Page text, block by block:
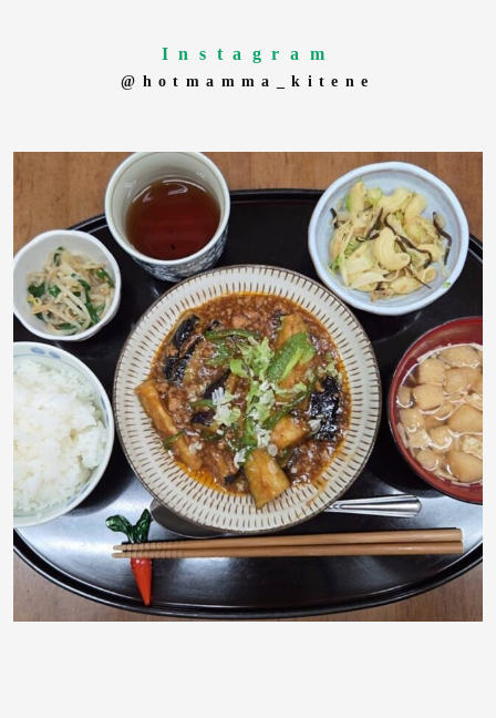
Instagram
@hotmamma_kitene